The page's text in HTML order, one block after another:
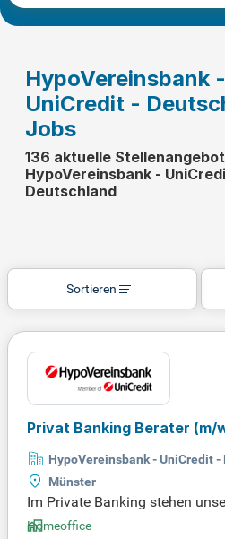
HypoVereinsbank -
UniCredit -
Jobs
136 aktuelle
HypoVereinsbank -
Deutschland
Sortieren
Privat Banking Berater (m/
HypoVereinsbank - UniCredit -
Münster
Im Private Banking stehen
punkt. Wir sind der erste
Homeoffice